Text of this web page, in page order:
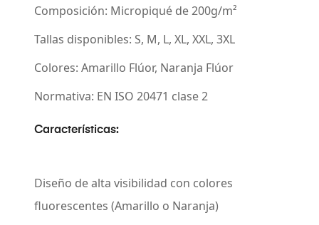
Composición: Micropiqué de 200g/m²
Tallas disponibles: S, M, L, XL, XXL, 3XL
Colores: Amarillo Flúor, Naranja Flúor
Normativa: EN ISO 20471 clase 2
Características:
Diseño de alta visibilidad con colores
fluorescentes (Amarillo o Naranja)